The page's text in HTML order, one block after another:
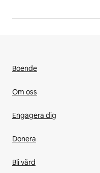
Boende
Om oss
Engagera dig
Donera
Bli värd